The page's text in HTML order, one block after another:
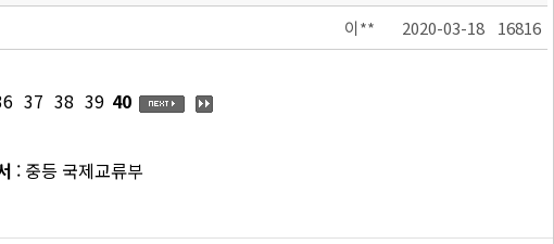
이** 2020-03-18 16816
37 38 39 40
: 중등 국제교류부